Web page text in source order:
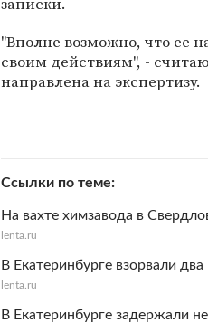
"Вполне возможно, что ее
своим действиям", -
направлена на экспертизу.
Ссылки по теме
На вахте химзавода в
lenta.ru
В Екатеринбурге взорвали
lenta.ru
В Екатеринбурге задержали